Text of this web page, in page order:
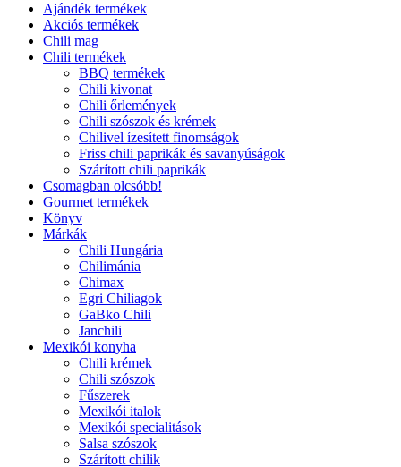
Ajándék termékek
Akciós termékek
Chili mag
Chili termékek
BBQ termékek
Chili kivonat
Chili őrlemények
Chili szószok és krémek
Chilivel ízesített finomságok
Friss chili paprikák és savanyúságok
Szárított chili paprikák
Csomagban olcsóbb!
Gourmet termékek
Könyv
Márkák
Chili Hungária
Chilimánia
Chimax
Egri Chiliagok
GaBko Chili
Janchili
Mexikói konyha
Chili krémek
Chili szószok
Fűszerek
Mexikói italok
Mexikói specialitások
Salsa szószok
Szárított chilik